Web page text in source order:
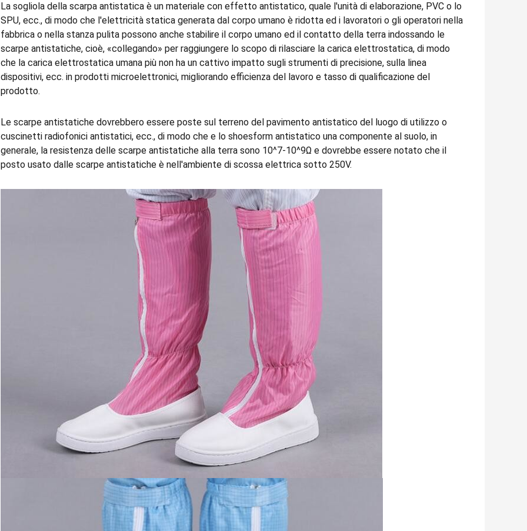
La sogliola della scarpa antistatica è un materiale con effetto antistatico, quale l'unità di elaborazione, PVC o lo
SPU, ecc., di modo che l'elettricità statica generata dal corpo umano è ridotta ed i lavoratori o gli operatori nella
fabbrica o nella stanza pulita possono anche stabilire il corpo umano ed il contatto della terra indossando le
scarpe antistatiche, cioè, «collegando» per raggiungere lo scopo di rilasciare la carica elettrostatica, di modo
che la carica elettrostatica umana più non ha un cattivo impatto sugli strumenti di precisione, sulla linea
dispositivi, ecc. in prodotti microelettronici, migliorando efficienza del lavoro e tasso di qualificazione del
prodotto.
Le scarpe antistatiche dovrebbero essere poste sul terreno del pavimento antistatico del luogo di utilizzo o
cuscinetti radiofonici antistatici, ecc., di modo che e lo shoesform antistatico una componente al suolo, in
generale, la resistenza delle scarpe antistatiche alla terra sono 10^7-10^9Ω e dovrebbe essere notato che il
posto usato dalle scarpe antistatiche è nell'ambiente di scossa elettrica sotto 250V.